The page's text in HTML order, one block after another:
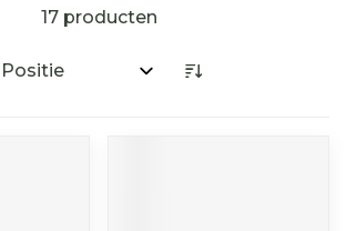
17producten
Sorteer op: